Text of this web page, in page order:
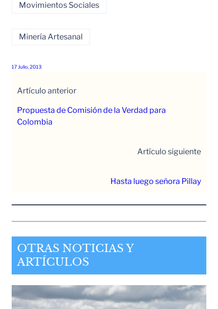
Movimientos Sociales
Minería Artesanal
17 Julio, 2013
Artículo anterior
Propuesta de Comisión de la Verdad para
Colombia
Artículo siguiente
Hasta luego señora Pillay
OTRAS NOTICIAS Y
ARTÍCULOS